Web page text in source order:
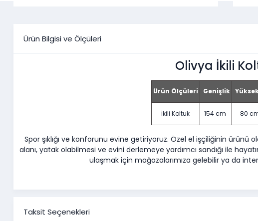
Ürün Bilgisi ve Ölçüleri
Olivya İkili
Ürün Ölçüleri Genişlik
İkili Koltuk 154 cm 80
Spor şıklığı ve konforunu evine getiriyoruz. Özel el işçiliğinin
alanı, yatak olabilmesi ve evini derlemeye yardımcı sandığı ile
ulaşmak için mağazalarımıza gelebilir ya da
Taksit Seçenekleri